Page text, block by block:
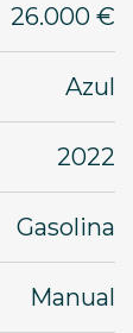
26.000 €
Azul
2022
Gasolina
Manual